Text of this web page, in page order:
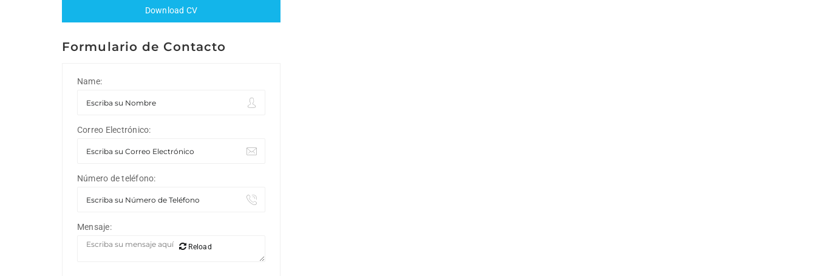
Download CV
Formulario de Contacto
Name:
Correo Electrónico:
Número de teléfono:
Mensaje:
Reload